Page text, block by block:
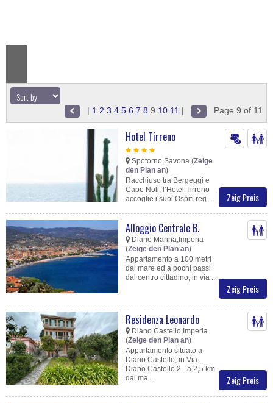
| 1 2 3 4 5 6 7 8 9 10 11 | Page 9 of 11
Zeig Preis
Hotel Tirreno
Spotorno,Savona (Zeige
den Plan an)
Racchiuso tra Bergeggi e
Capo Noli, l’Hotel Tirreno
accoglie i suoi Ospiti reg....
Zeig Preis
Alloggio Centrale B.
Diano Marina,Imperia
(Zeige den Plan an)
Appartamento a 100 metri
dal mare ed a pochi passi
dal centro cittadino, in via ....
Zeig Preis
Residenza Leonardo
Diano Castello,Imperia
(Zeige den Plan an)
Appartamento situato a
Diano Castello, in Via
Diano Castello 2 - a 2,5 km
dal ma....